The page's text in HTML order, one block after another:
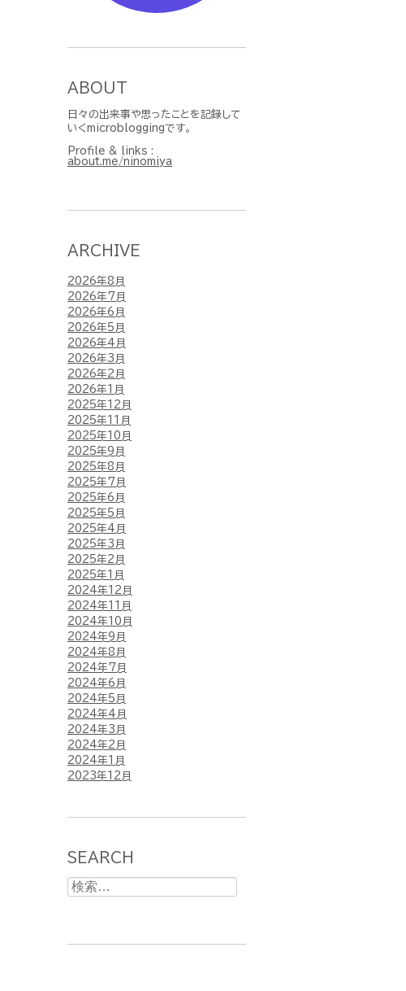
ABOUT
日々の出来事や思ったことを記録して
いくmicrobloggingです。
Profile & links :
about.me/ninomiya
ARCHIVE
2026年8月
2026年7月
2026年6月
2026年5月
2026年4月
2026年3月
2026年2月
2026年1月
2025年12月
2025年11月
2025年10月
2025年9月
2025年8月
2025年7月
2025年6月
2025年5月
2025年4月
2025年3月
2025年2月
2025年1月
2024年12月
2024年11月
2024年10月
2024年9月
2024年8月
2024年7月
2024年6月
2024年5月
2024年4月
2024年3月
2024年2月
2024年1月
2023年12月
SEARCH
検
索: